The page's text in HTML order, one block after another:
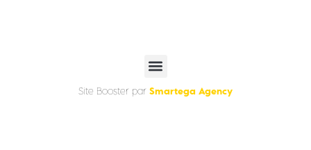
Site Booster par Smartega Agency